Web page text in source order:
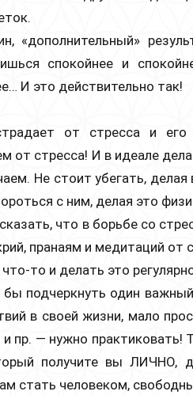
«дополнительный»
спокойнее и
И это действительно так!
от стресса и его
от стресса! И в идеале
Не стоит убегать,
с ним, делая это
что в борьбе со
пранаям и медитаций от
то и делать это
бы подчеркнуть один
в своей жизни, мало
и пр. — нужно
получите вы ЛИЧНО,
стать человеком,